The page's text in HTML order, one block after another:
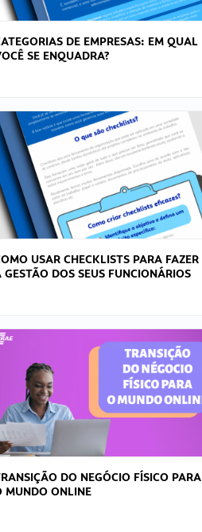
DE EMPRESAS: EM QUAL
SE ENQUADRA?
USAR CHECKLISTS PARA FAZER
GESTÃO DOS SEUS FUNCIONÁRIOS
DO NEGÓCIO FÍSICO PARA
MUNDO ONLINE